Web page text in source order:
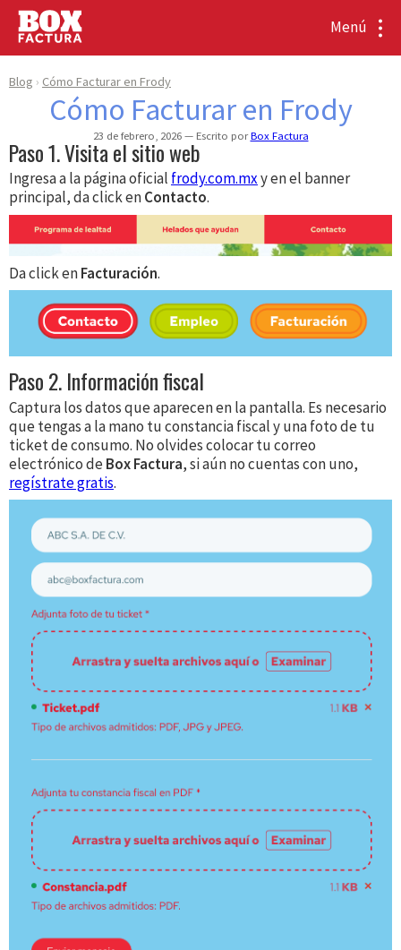
Menú
Blog Cómo Facturar en Frody
Cómo Facturar en Frody
23 de febrero, 2026 Escrito porBox Factura
Paso 1. Visita el sitio web
Ingresa a la página oficial frody.com.mxy en el banner
principal, da click enContacto.
Da click enFacturación.
Paso 2. Información fiscal
Captura los datos que aparecen en la pantalla. Es necesario
que tengas a la mano tu constancia fiscal y una foto de tu
ticket de consumo. No olvides colocar tu correo
electrónico deBox Factura, si aún no cuentas con uno,
regístrate gratis.